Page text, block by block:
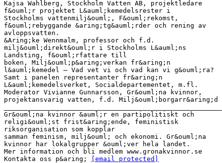
Kajsa Wahlberg, Stockholm Vatten AB, projektledare
f&ouml;r projektet L&auml;kemedelsrester i
Stockholms vattenmilj&ouml;, F&ouml;rekomst,
f&ouml;rebyggande &aring;tg&auml;rder och rening av
avloppsvatten.
&Aring;ke Wennmalm, professor och f.d.
milj&ouml;direkt&ouml;r i Stockholms L&auml;ns
Landsting, f&ouml;rfattare till
boken, Milj&ouml;p&aring;verkan fr&aring;n
l&auml;kemedel – Vad vet vi och vad kan vi g&ouml;ra?
Samt i panelen representanter fr&aring;n
L&auml;kemedelsverket, Socialdepartementet, m.fl.
Moderator Vivianne Gunnarsson, Gr&ouml;na kvinnor,
projektansvarig vatten, f.d. Milj&ouml;borgarr&aring;d
Gr&ouml;na kvinnor &auml;r en partipolitiskt och
religi&ouml;st frist&aring;ende, feministisk
riksorganisation som kopplar
samman feminism, milj&ouml; och ekonomi. Gr&ouml;na
kvinnor har lokalgrupper &ouml;ver hela landet.
Mer information och bli medlem www.gronakvinnor.se
Kontakta oss p&aring;
[email protected]